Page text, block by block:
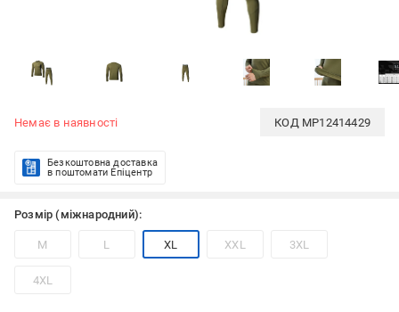
Немає в наявності КОД MP12414429
Безкоштовна доставка
в поштомати Епіцентр
Розмір (міжнародний):
M L XL XXL 3XL
4XL